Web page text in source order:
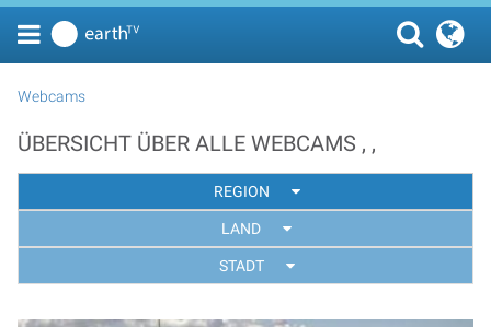
Webcams
ÜBERSICHT ÜBER ALLE WEBCAMS , ,
REGION
LAND
STADT